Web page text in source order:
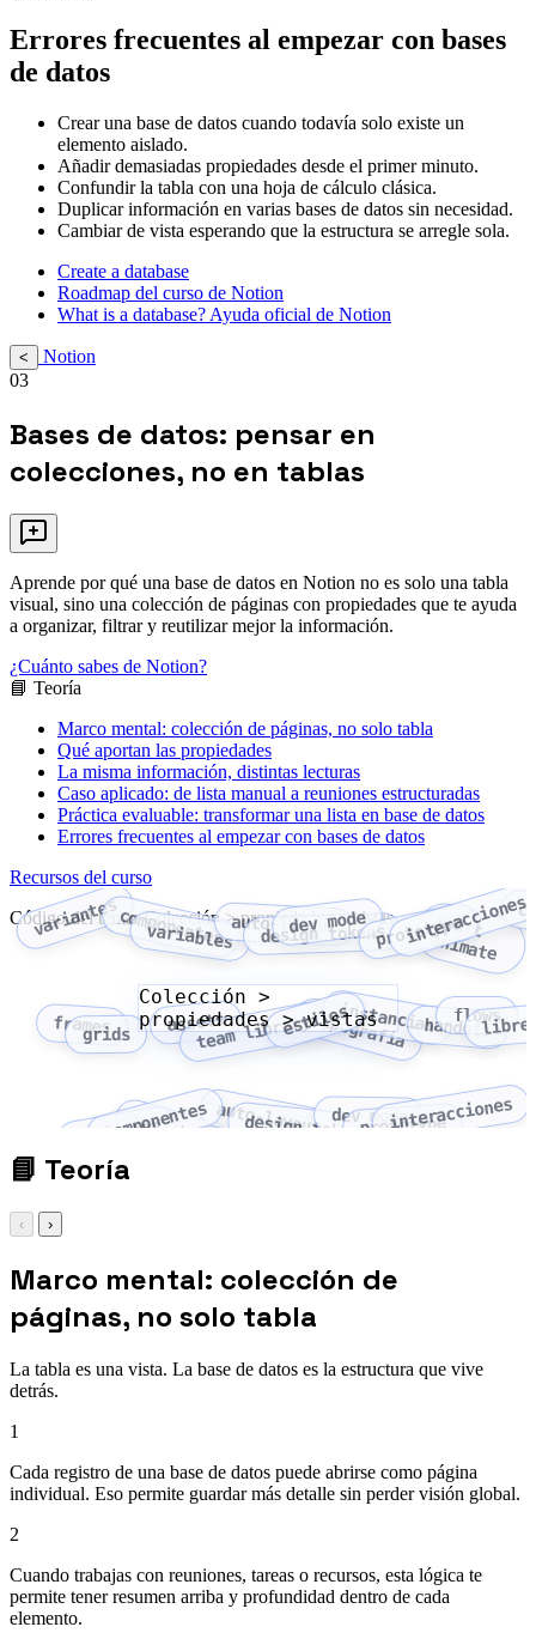
Errores frecuentes al empezar con bases
de datos
Crear una base de datos cuando todavía solo existe un
elemento aislado.
Añadir demasiadas propiedades desde el primer minuto.
Confundir la tabla con una hoja de cálculo clásica.
Duplicar información en varias bases de datos sin necesidad.
Cambiar de vista esperando que la estructura se arregle sola.
Create a database
Roadmap del curso de Notion
What is a database? Ayuda oficial de Notion
<
Notion
03
Bases de datos: pensar en
colecciones, no en tablas
Aprende por qué una base de datos en Notion no es solo una tabla
visual, sino una colección de páginas con propiedades que te ayuda
a organizar, filtrar y reutilizar mejor la información.
¿Cuánto sabes de Notion?
📘 Teoría
Marco mental: colección de páginas, no solo tabla
Qué aportan las propiedades
La misma información, distintas lecturas
Caso aplicado: de lista manual a reuniones estructuradas
Práctica evaluable: transformar una lista en base de datos
Errores frecuentes al empezar con bases de datos
Recursos del curso
Código del tema: Colección > propiedades > vistas
variantescomponentes
variablesauto-layout
design tokens
dev mode prototype
interacciones
smart
animate
frames
grids assetsteam libraryestilos
tipografia
instanciashandoff
flows
variantes
componentes
variablesauto-layout
design tokensdev mode
prototype
interacciones
Colección >
propiedades > vistas
📘 Teoría
‹ ›
Marco mental: colección de
páginas, no solo tabla
La tabla es una vista. La base de datos es la estructura que vive
detrás.
1
Cada registro de una base de datos puede abrirse como página
individual. Eso permite guardar más detalle sin perder visión global.
2
Cuando trabajas con reuniones, tareas o recursos, esta lógica te
permite tener resumen arriba y profundidad dentro de cada
elemento.